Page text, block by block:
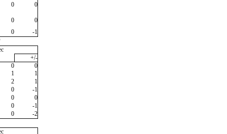
0
0
0
0
0
-1
+/-
0
0
1
1
2
1
0
-1
0
0
0
-1
0
-2